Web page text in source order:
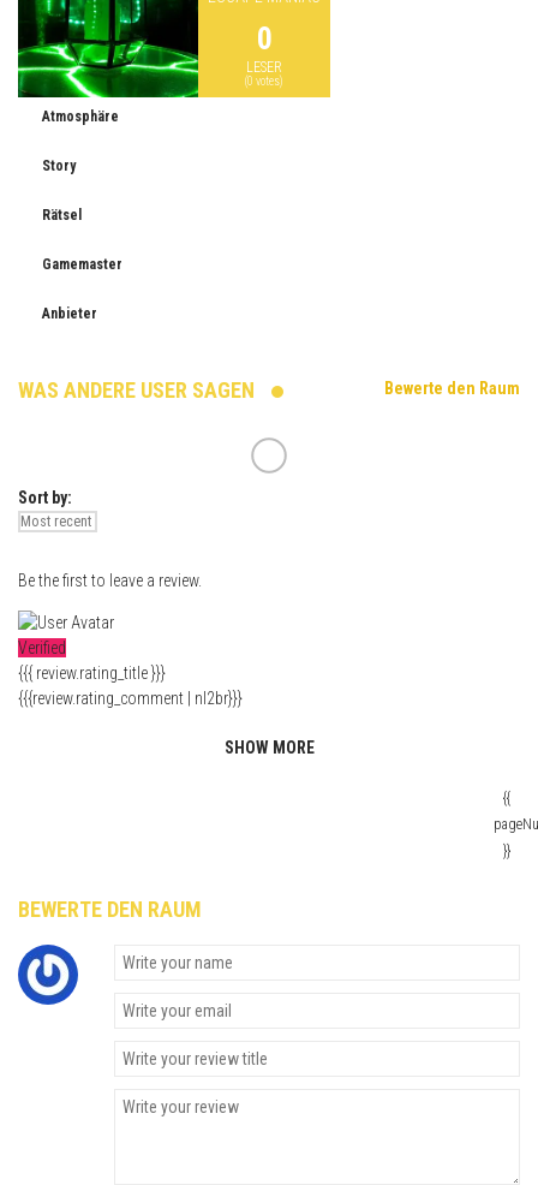
0
LESER
(0 votes)
Atmosphäre
Story
Rätsel
Gamemaster
Anbieter
WAS ANDERE USER SAGEN Bewerte den Raum
Sort by:
Be the first to leave a review.
Verified
{{{ review.rating_title }}}
{{{review.rating_comment | nl2br}}}
SHOW MORE
{{
}}
BEWERTE DEN RAUM